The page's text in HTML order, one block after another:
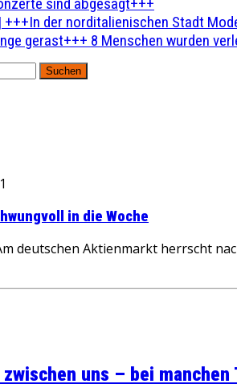
| +++In der norditalienischen Stadt
gerast+++ 8 Menschen wurden
in die Woche
deutschen Aktienmarkt herrscht
uns – bei